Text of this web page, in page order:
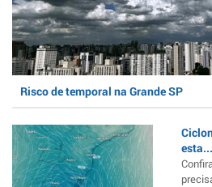
Risco de temporal na Grande SP
esta...